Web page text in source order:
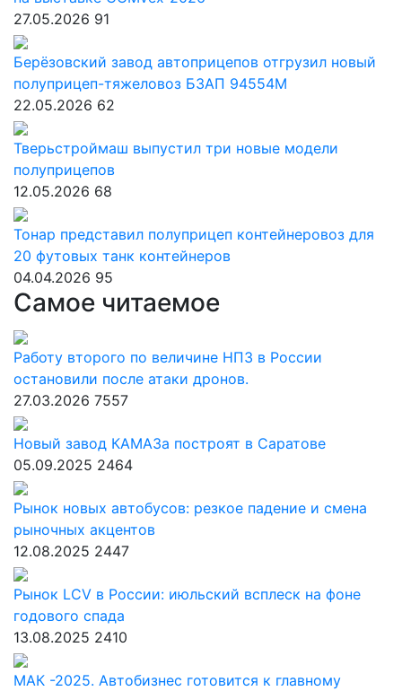
27.05.2026 91
Берёзовский завод автоприцепов отгрузил новый
полуприцеп-тяжеловоз БЗАП 94554М
22.05.2026 62
Тверьстроймаш выпустил три новые модели
полуприцепов
12.05.2026 68
Тонар представил полуприцеп контейнеровоз для
20 футовых танк контейнеров
04.04.2026 95
Самое читаемое
Работу второго по величине НПЗ в России
остановили после атаки дронов.
27.03.2026 7557
Новый завод КАМАЗа построят в Саратове
05.09.2025 2464
Рынок новых автобусов: резкое падение и смена
рыночных акцентов
12.08.2025 2447
Рынок LCV в России: июльский всплеск на фоне
годового спада
13.08.2025 2410
МАК -2025. Автобизнес готовится к главному